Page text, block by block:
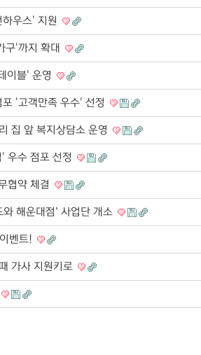
우스' 지원
구'까지 확대
이블' 운영
'고객만족 우수' 선정
집 앞 복지상담소 운영
우수 점포 선정
협약 체결
해운대점’ 사업단 개소
벤트!
가사 지원키로